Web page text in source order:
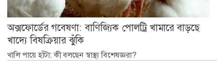
অক্সফোর্ডের গবেষণা: বাণিজ্যিক পোলট্রি খামারে বাড়ছে
খাদ্যে বিষক্রিয়ার ঝুঁকি
খালি পায়ে হাঁটা: কী বলছেন স্বাস্থ্য বিশেষজ্ঞরা?